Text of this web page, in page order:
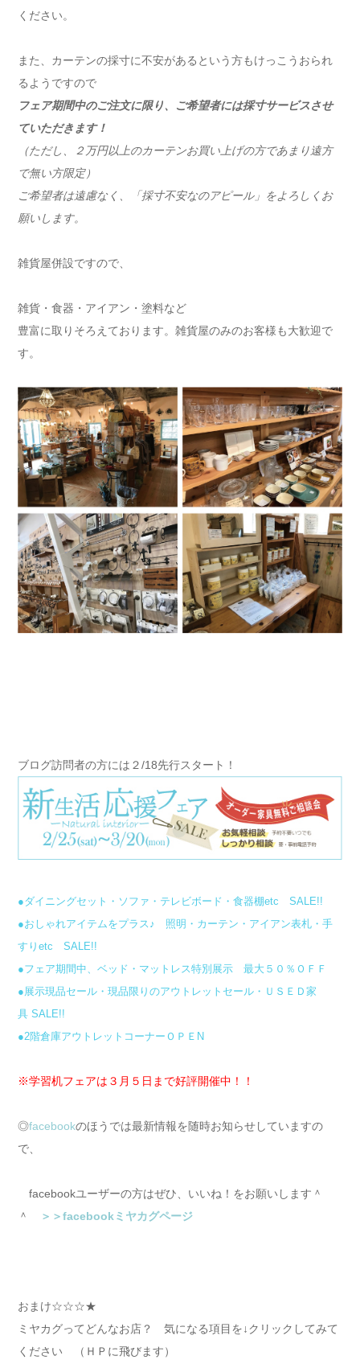
ください。
また、カーテンの採寸に不安があるという方もけっこうおられ
るようですので
フェア期間中のご注文に限り、ご希望者には採寸サービスさせ
ていただきます！
（ただし、２万円以上のカーテンお買い上げの方であまり遠方
で無い方限定）
ご希望者は遠慮なく、「採寸不安なのアピール」をよろしくお
願いします。
雑貨屋併設ですので、
雑貨・食器・アイアン・塗料など
豊富に取りそろえております。雑貨屋のみのお客様も大歓迎で
す。
ブログ訪問者の方には２/18先行スタート！
●ダイニングセット・ソファ・テレビボード・食器棚etc SALE!!
●おしゃれアイテムをプラス♪ 照明・カーテン・アイアン表札・手
すりetc SALE!!
●フェア期間中、ベッド・マットレス特別展示 最大５０％ＯＦＦ
●展示現品セール・現品限りのアウトレットセール・ＵＳＥＤ家
具 SALE!!
●2階倉庫アウトレットコーナーＯＰＥN
※学習机フェアは３月５日まで好評開催中！！
◎facebookのほうでは最新情報を随時お知らせしていますの
で、
facebookユーザーの方はぜひ、いいね！をお願いします＾
＾
＞＞facebookミヤカグページ
おまけ☆☆☆★
ミヤカグってどんなお店？ 気になる項目を↓クリックしてみて
ください （ＨＰに飛びます）